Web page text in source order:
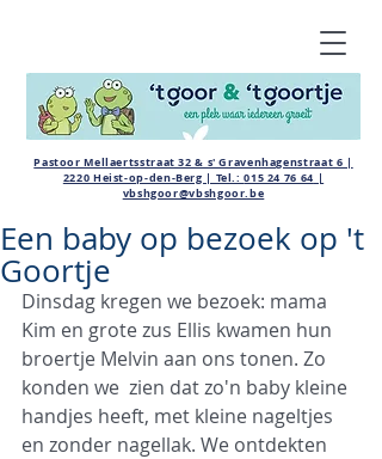
Pastoor Mellaertsstraat 32 & s' Gravenhagenstraat 6 |
2220 Heist-op-den-Berg | Tel.:015 24 76 64 |
vbshgoor@vbshgoor.be
Een baby op bezoek op 't
Goortje
Dinsdag kregen we bezoek: mama
Kim en grote zus Ellis kwamen hun
broertje Melvin aan ons tonen. Zo
konden we  zien dat zo'n baby kleine
handjes heeft, met kleine nageltjes
en zonder nagellak. We ontdekten